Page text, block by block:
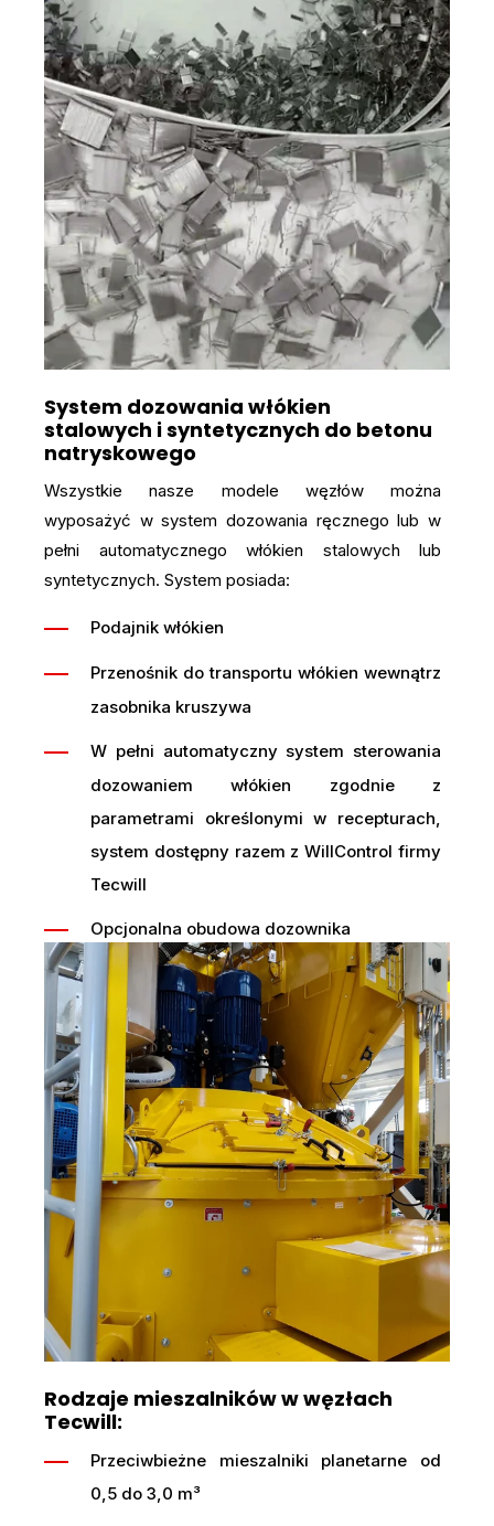
System dozowania włókien
stalowych i syntetycznych do betonu
natryskowego
Wszystkie nasze modele węzłów można
wyposażyć w system dozowania ręcznego lub w
pełni automatycznego włókien stalowych lub
syntetycznych. System posiada:
Podajnik włókien
Przenośnik do transportu włókien wewnątrz
zasobnika kruszywa
W pełni automatyczny system sterowania
dozowaniem włókien zgodnie z
parametrami określonymi w recepturach,
system dostępny razem z WillControl firmy
Tecwill
Opcjonalna obudowa dozownika
Rodzaje mieszalników w węzłach
Tecwill:
Przeciwbieżne mieszalniki planetarne od
0,5 do 3,0 m³